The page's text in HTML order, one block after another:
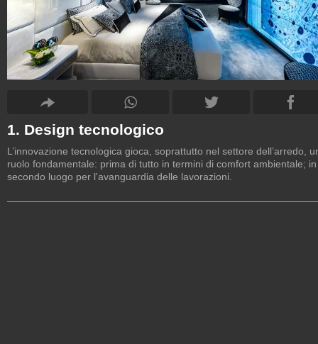
1. Design tecnologico
L’innovazione tecnologica gioca, soprattutto nel settore dell’arredo,
ruolo fondamentale: prima di tutto in termini di comfort ambientale; in
secondo luogo per l'avanguardia delle lavorazioni.